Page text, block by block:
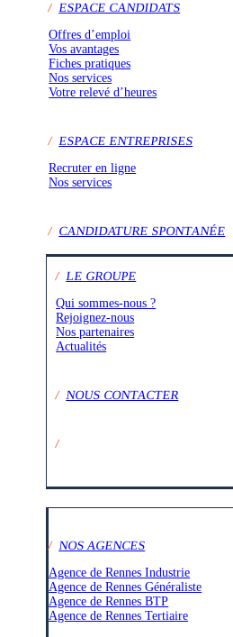
/ ESPACE CANDIDATS
Offres d’emploi
Vos avantages
Fiches pratiques
Nos services
Votre relevé d’heures
/ ESPACE ENTREPRISES
Recruter en ligne
Nos services
/ CANDIDATURE SPONTANÉE
/ LE GROUPE
Qui sommes-nous ?
Rejoignez-nous
Nos partenaires
Actualités
/NOUS CONTACTER
/
/ NOS AGENCES
Agence de Rennes Industrie
Agence de Rennes Généraliste
Agence de Rennes BTP
Agence de Rennes Tertiaire